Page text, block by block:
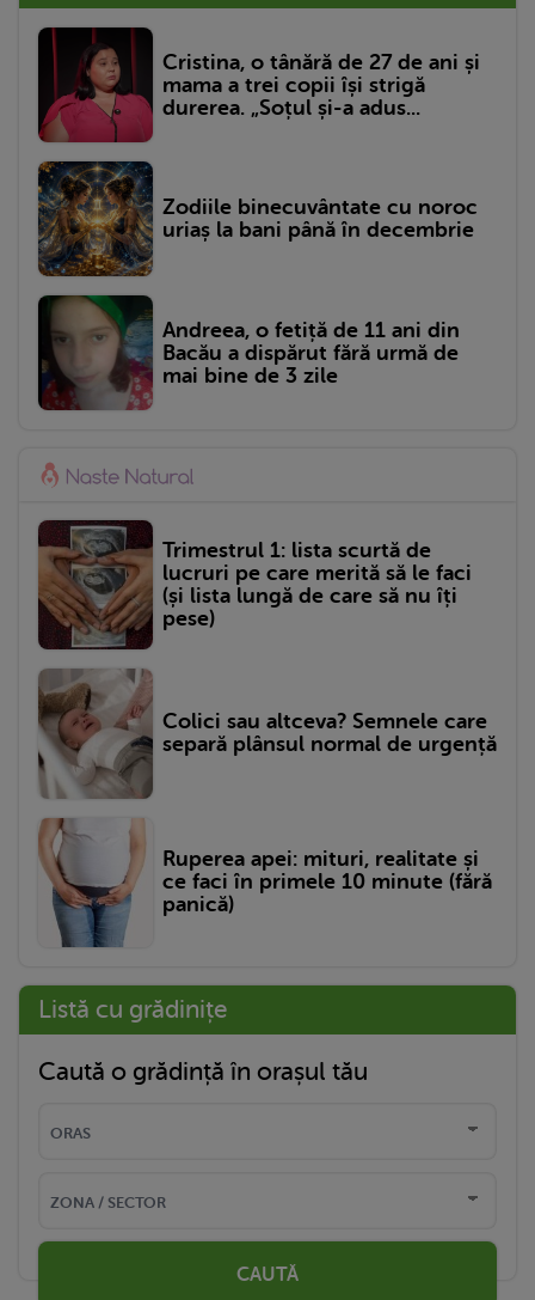
Cristina, o tânără de 27 de ani și
mama a trei copii își strigă
durerea. „Soțul și-a adus...
Zodiile binecuvântate cu noroc
uriaș la bani până în decembrie
Andreea, o fetiță de 11 ani din
Bacău a dispărut fără urmă de
mai bine de 3 zile
Trimestrul 1: lista scurtă de
lucruri pe care merită să le faci
(și lista lungă de care să nu îți
pese)
Colici sau altceva? Semnele care
separă plânsul normal de urgență
Ruperea apei: mituri, realitate și
ce faci în primele 10 minute (fără
panică)
Listă cu grădinițe
Caută o grădință în orașul tău
CAUTĂ